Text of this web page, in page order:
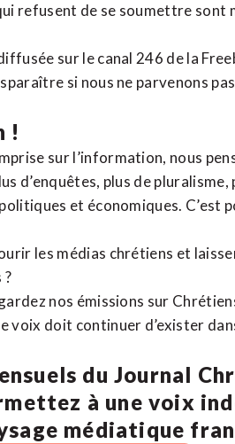
refusent de se soumettre sont
sur le canal 246 de la
si nous ne parvenons
!
sur l’information, nous
d’enquêtes, plus de pluralisme,
et économiques. C’est
les médias chrétiens et
?
nos émissions sur
voix doit continuer d’exister
du Journal
à une voix
médiatique